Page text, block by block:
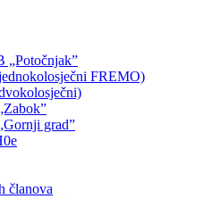
„Potočnjak”
FREMO)
grad”
članova